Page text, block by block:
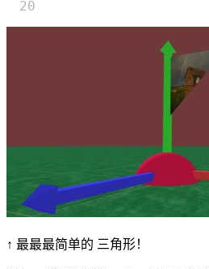
↑ 最最最简单的 三角形！